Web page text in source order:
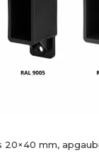
20×40 mm,